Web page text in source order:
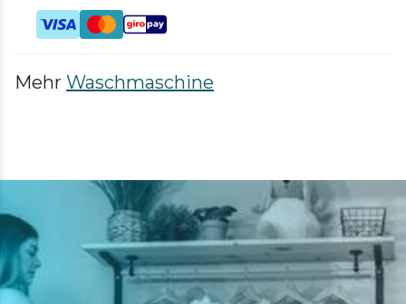
Mehr Waschmaschine